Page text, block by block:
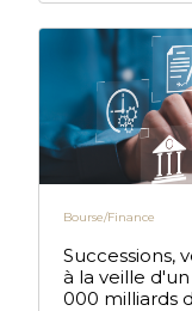
Bourse/Finance
Successions,
à la veille
000 milliards